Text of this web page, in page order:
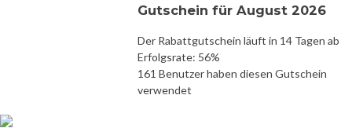
Gutschein für August 2026
Der Rabattgutschein läuft in 14 Tagen ab
Erfolgsrate: 56%
161 Benutzer haben diesen Gutschein
verwendet